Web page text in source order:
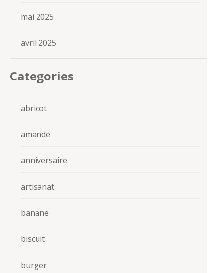
mai 2025
avril 2025
Categories
abricot
amande
anniversaire
artisanat
banane
biscuit
burger